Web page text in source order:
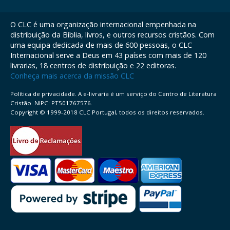
O CLC é uma organização internacional empenhada na
distribuição da Bíblia, livros, e outros recursos cristãos. Com
uma equipa dedicada de mais de 600 pessoas, o CLC
Internacional serve a Deus em 43 países com mais de 120
livrarias, 18 centros de distribuição e 22 editoras.
Conheça mais acerca da missão CLC
Política de privacidade. A e-livraria é um serviço do Centro de Literatura
Cristão. NIPC: PT501767576.
Copyright © 1999-2018 CLC Portugal, todos os direitos reservados.